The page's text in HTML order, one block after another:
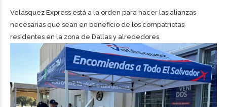
Velásquez Express está a la orden para hacer las alianzas
necesarias qué sean en beneficio de los compatriotas
residentes en la zona de Dallas y alrededores.